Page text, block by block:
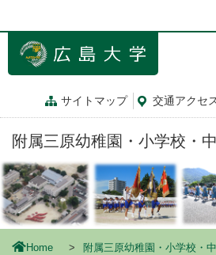
ン
動
サイトマップ 交通アクセ
附属三原幼稚園・小学校・
Home
附属三原幼稚園・小学校・